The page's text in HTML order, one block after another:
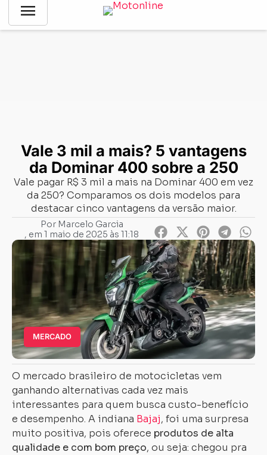
menu
Notícias Comparativo-Vale 3 mil a mais? 5 vantagens da
Vale 3 mil a mais? 5 vantagens
da Dominar 400 sobre a 250
Vale pagar R$ 3 mil a mais na Dominar 400 em vez
da 250? Comparamos os dois modelos para
destacar cinco vantagens da versão maior.
PorMarcelo Garcia
, em 1 maio de 2025 às 11:18
MERCADO
O mercado brasileiro de motocicletas vem
ganhando alternativas cada vez mais
interessantes para quem busca custo-benefício
e desempenho. A indiana Bajaj, foi uma surpresa
muito positiva, pois oferece produtos de alta
qualidade e com bom preço, ou seja: chegou pra